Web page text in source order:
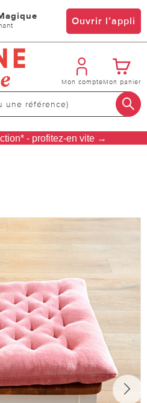
Ouvrir l’appli
Mon compteMon panier
- profitez-en vite →